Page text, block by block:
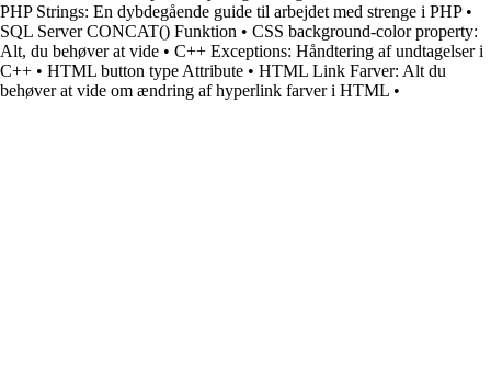
PHP Strings: En dybdegående guide til arbejdet med strenge i PHP•
SQL Server CONCAT() Funktion • CSS background-color property:
Alt, du behøver at vide • C++ Exceptions: Håndtering af undtagelser i
C++ • HTML button type Attribute • HTML Link Farver: Alt du
behøver at vide om ændring af hyperlink farver i HTML •